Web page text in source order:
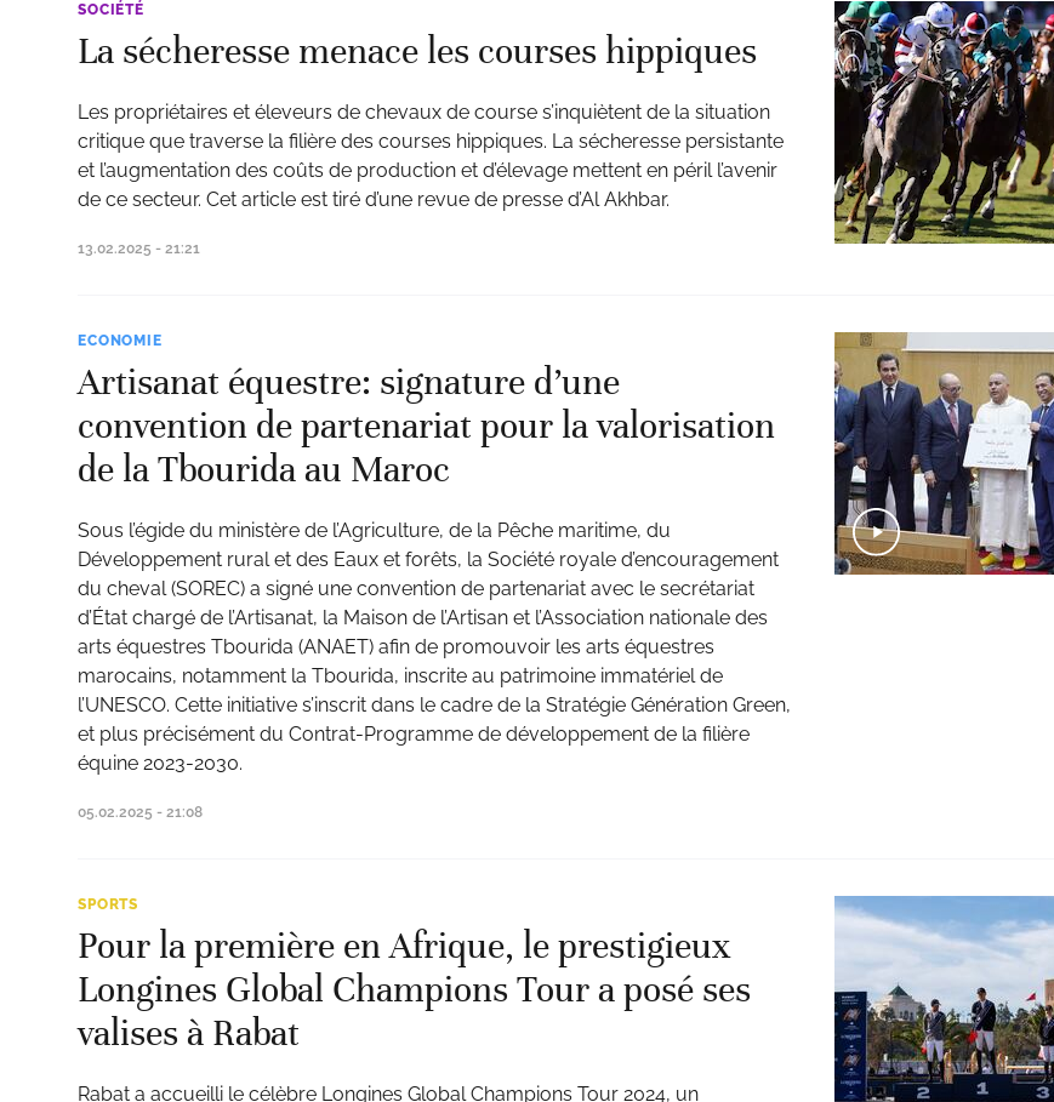
SOCIÉTÉ
La sécheresse menace les courses hippiques
Les propriétaires et éleveurs de chevaux de course s’inquiètent de la situation
critique que traverse la filière des courses hippiques. La sécheresse persistante
et l’augmentation des coûts de production et d’élevage mettent en péril l’avenir
de ce secteur. Cet article est tiré d’une revue de presse d’Al Akhbar.
13.02.2025 - 21:21
ECONOMIE
Artisanat équestre: signature d’une
convention de partenariat pour la valorisation
de la Tbourida au Maroc
Sous l’égide du ministère de l’Agriculture, de la Pêche maritime, du
Développement rural et des Eaux et forêts, la Société royale d’encouragement
du cheval (SOREC) a signé une convention de partenariat avec le secrétariat
d’État chargé de l’Artisanat, la Maison de l’Artisan et l’Association nationale des
arts équestres Tbourida (ANAET) afin de promouvoir les arts équestres
marocains, notamment la Tbourida, inscrite au patrimoine immatériel de
l’UNESCO. Cette initiative s’inscrit dans le cadre de la Stratégie Génération Green,
et plus précisément du Contrat-Programme de développement de la filière
équine 2023-2030.
05.02.2025 - 21:08
SPORTS
Pour la première en Afrique, le prestigieux
Longines Global Champions Tour a posé ses
valises à Rabat
Rabat a accueilli le célèbre Longines Global Champions Tour 2024, un